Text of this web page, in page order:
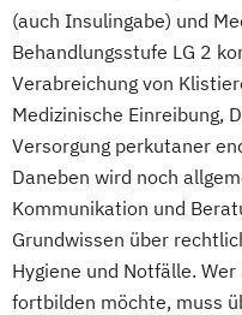
(auch Insulingabe) und
Behandlungsstufe LG 2
Verabreichung von
Medizinische Einreibung,
Versorgung perkutaner
Daneben wird noch
Kommunikation und
Grundwissen über
Hygiene und Notfälle.
fortbilden möchte, muss